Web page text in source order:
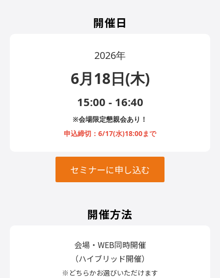
開催日
2026年
6月18日(木)
15:00 - 16:40
※会場限定懇親会あり！
申込締切：6/17(水)18:00まで
セミナーに申し込む
開催方法
会場・WEB同時開催
（ハイブリッド開催）
※どちらかお選びいただけます